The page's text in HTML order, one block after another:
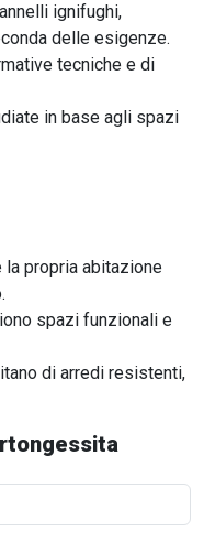
ignifughi,
delle esigenze.
tecniche e di
in base agli spazi
la propria abitazione
spazi funzionali e
di arredi resistenti,